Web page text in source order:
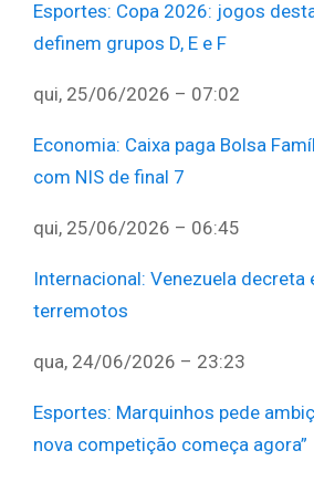
Esportes: Copa 2026: jogos
definem grupos D, E e F
qui, 25/06/2026 – 07:02
Economia: Caixa paga Bolsa
com NIS de final 7
qui, 25/06/2026 – 06:45
Internacional: Venezuela decreta
terremotos
qua, 24/06/2026 – 23:23
Esportes: Marquinhos pede
nova competição começa agora”